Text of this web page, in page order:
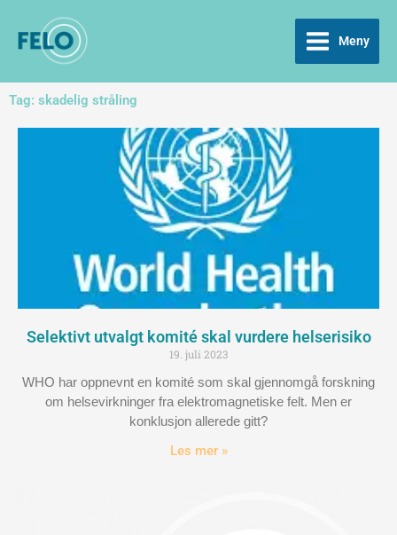
innholdet
rett
Meny
Tag: skadelig stråling
Selektivt utvalgt komité skal vurdere helserisiko
19. juli 2023
WHO har oppnevnt en komité som skal gjennomgå forskning
om helsevirkninger fra elektromagnetiske felt. Men er
konklusjon allerede gitt?
Les mer »
utvalgt
komité
vurdere